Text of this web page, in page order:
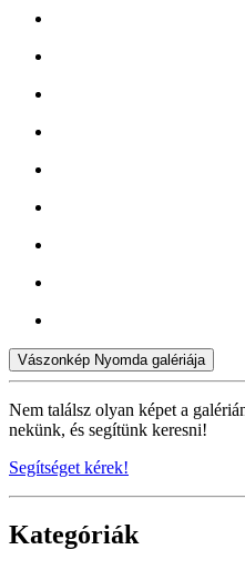
Vászonkép Nyomda galériája
Nem találsz olyan képet a
nekünk, és segítünk keresni!
Segítséget kérek!
Kategóriák